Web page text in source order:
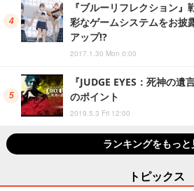
『ブルーリフレクション
彩なゲームシステムをお披
アップ!?
2017.1.30 Mon 0:00
『JUDGE EYES：死神の
のポイント
2019.5.3 Fri 12:00
ランキングをもっと
トピックス